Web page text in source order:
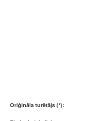
Oriģināla turētājs (*):